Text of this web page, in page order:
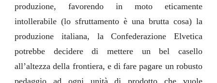
produzione, favorendo in moto eticamente
intollerabile (lo sfruttamento è una brutta cosa) la
produzione italiana, la Confederazione Elvetica
potrebbe decidere di mettere un bel casello
all’altezza della frontiera, e di fare pagare un robusto
pedaggio ad ogni unità di prodotto che vuole